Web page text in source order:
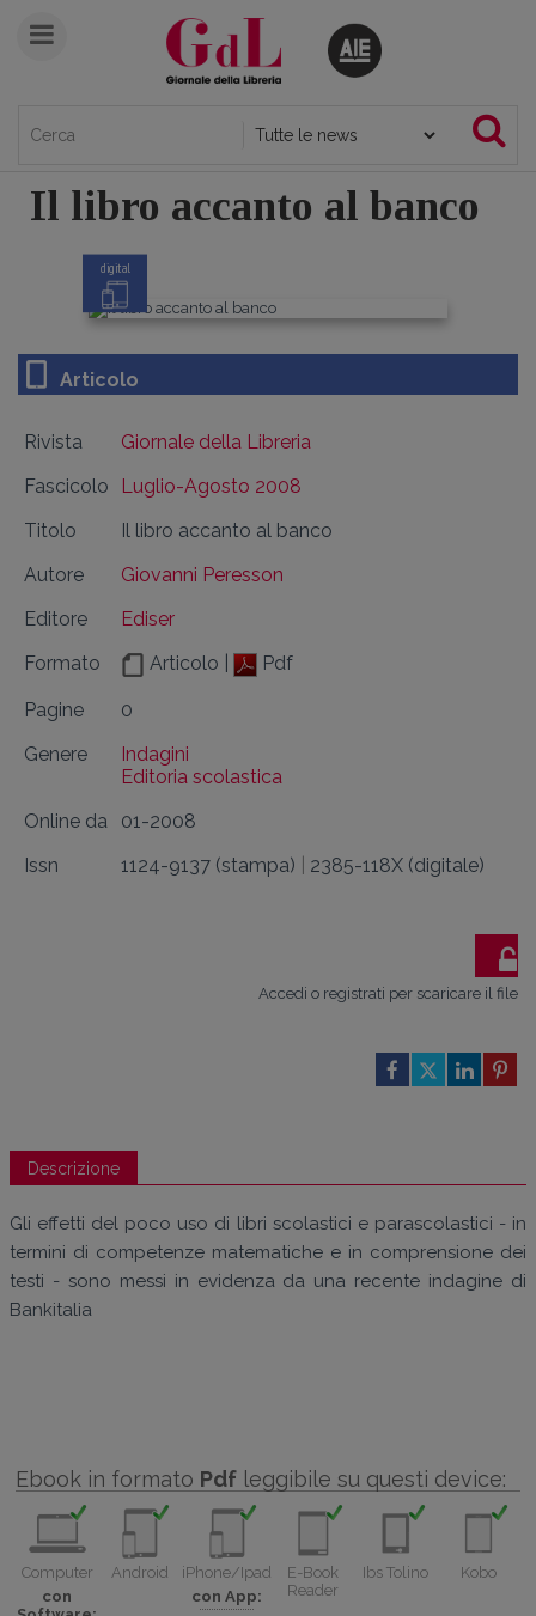
Il libro accanto al banco
digital
Articolo
Rivista
Giornale della Libreria
Fascicolo
Luglio-Agosto 2008
Titolo
Il libro accanto al banco
Autore
Giovanni Peresson
Editore
Ediser
Formato
Articolo | Pdf
Pagine
0
Genere
Indagini
Editoria scolastica
Online da
01-2008
Issn
1124-9137 (stampa) 2385-118X (digitale)
Accedi o registrati per scaricare il file
Descrizione
Gli effetti del poco uso di libri scolastici e parascolastici - in
termini di competenze matematiche e in comprensione dei
testi - sono messi in evidenza da una recente indagine di
Bankitalia
Ebook in formato Pdf leggibile su questi device:
Computer
con
Android
iPhone/Ipad
con App:
E-Book
Reader
Ibs Tolino Kobo